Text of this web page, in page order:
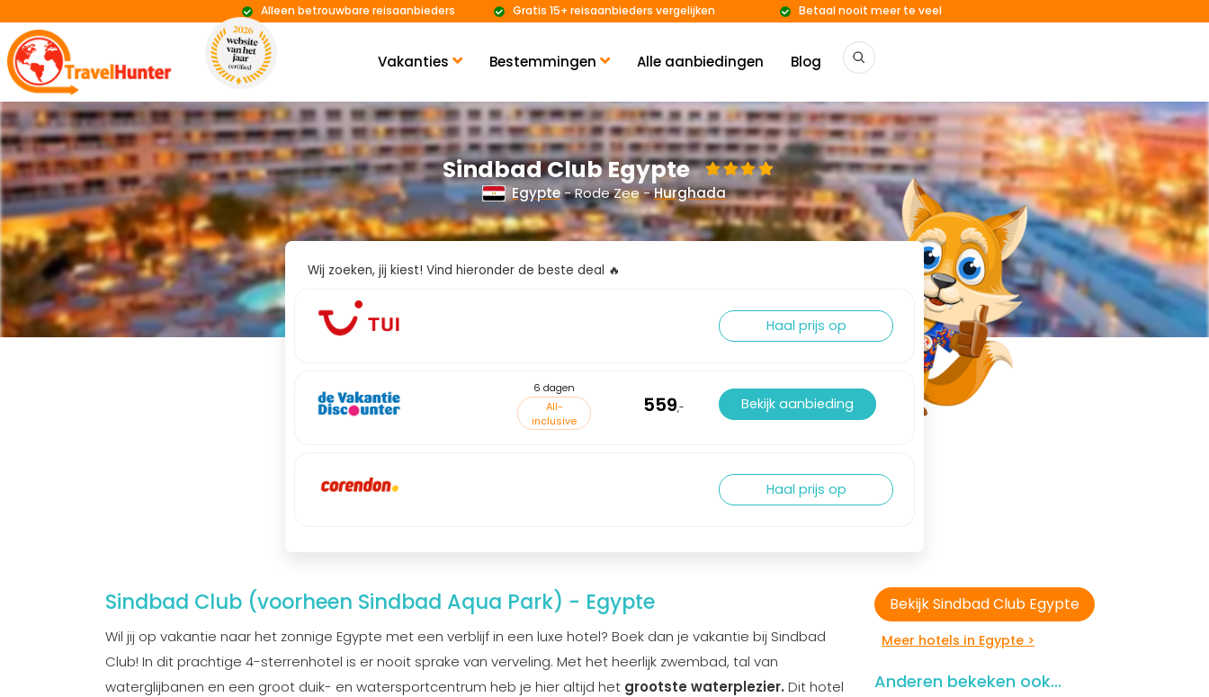
Vakanties Bestemmingen Alle aanbiedingen Blog
Alleen betrouwbare reisaanbieders Gratis 15+ reisaanbieders vergelijken Betaal nooit meer te veel
Sindbad Club Egypte
Egypte- Rode Zee -Hurghada
Wij zoeken, jij kiest! Vind hieronder de beste deal 🔥
Haal prijs op
6 dagen
All-
inclusive
559,- Bekijk aanbieding
Haal prijs op
Sindbad Club (voorheen Sindbad Aqua Park) - Egypte
Wil jij op vakantie naar het zonnige Egypte met een verblijf in een luxe hotel? Boek dan je vakantie bij Sindbad
Club! In dit prachtige 4-sterrenhotel is er nooit sprake van verveling. Met het heerlijk zwembad, tal van
waterglijbanen en een groot duik- en watersportcentrum heb je hier altijd het grootste waterplezier. Dit hotel
Bekijk Sindbad Club Egypte
Meer hotels in Egypte >
Anderen bekeken ook...